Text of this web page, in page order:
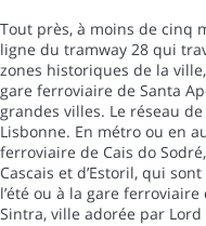
Tout près, à moins de cinq
ligne du tramway 28 qui
zones historiques de la
gare ferroviaire de Santa
grandes villes. Le réseau
Lisbonne. En métro ou en
ferroviaire de Cais do
Cascais et d’Estoril, qui
l’été ou à la gare ferroviaire
Sintra, ville adorée par Lord